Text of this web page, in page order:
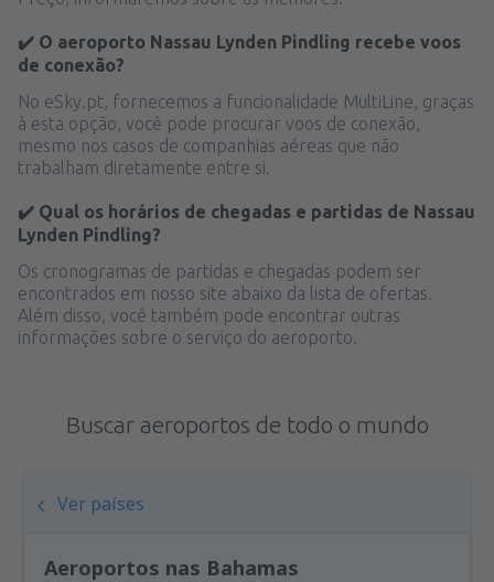
✔️ O aeroporto Nassau Lynden Pindling recebe voos
de conexão?
No eSky.pt, fornecemos a funcionalidade MultiLine, graças
à esta opção, você pode procurar voos de conexão,
mesmo nos casos de companhias aéreas que não
trabalham diretamente entre si.
✔️ Qual os horários de chegadas e partidas de Nassau
Lynden Pindling?
Os cronogramas de partidas e chegadas podem ser
encontrados em nosso site abaixo da lista de ofertas.
Além disso, você também pode encontrar outras
informações sobre o serviço do aeroporto.
Buscar aeroportos de todo o mundo
Ver países
Aeroportos nas Bahamas